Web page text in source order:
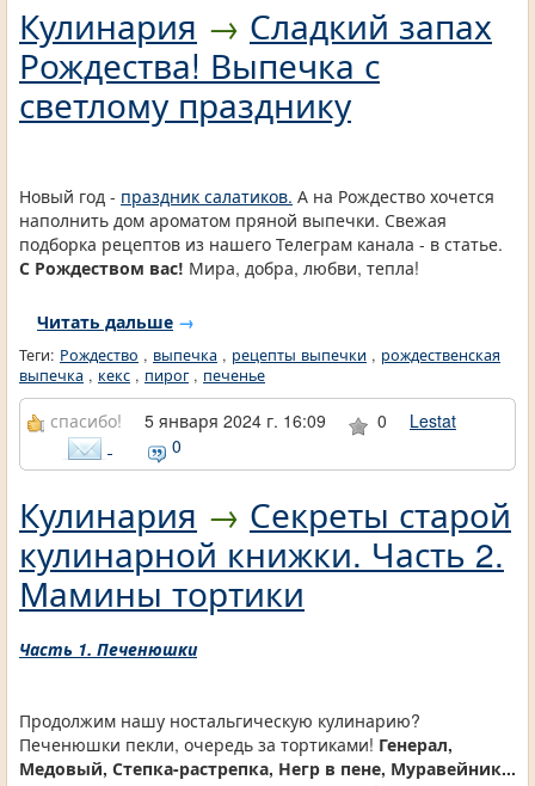
Кулинария → Сладкий запах
Рождества! Выпечка с
светлому празднику
Новый год - праздник салатиков. А на Рождество хочется
наполнить дом ароматом пряной выпечки. Свежая
подборка рецептов из нашего Телеграм канала - в статье.
С Рождеством вас! Мира, добра, любви, тепла!
Читать дальше →
Теги: Рождество , выпечка , рецепты выпечки , рождественская
выпечка , кекс , пирог, печенье
спасибо! 5 января 2024 г. 16:09 0
Lestat
0
Кулинария → Секреты старой
кулинарной книжки. Часть 2.
Мамины тортики
Часть 1. Печенюшки
Продолжим нашу ностальгическую кулинарию?
Печенюшки пекли, очередь за тортиками! Генерал,
Медовый, Степка-растрепка, Негр в пене, Муравейник...